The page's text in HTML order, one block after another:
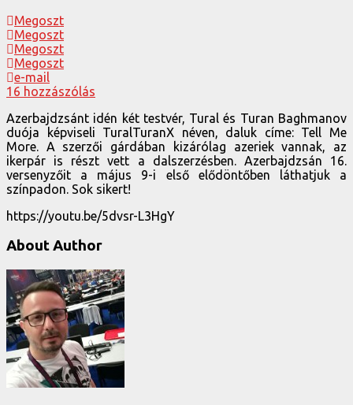
Megoszt
Megoszt
Megoszt
Megoszt
e-mail
16 hozzászólás
Azerbajdzsánt idén két testvér, Tural és Turan Baghmanov
duója képviseli TuralTuranX néven, daluk címe: Tell Me
More. A szerzői gárdában kizárólag azeriek vannak, az
ikerpár is részt vett a dalszerzésben. Azerbajdzsán 16.
versenyzőit a május 9-i első elődöntőben láthatjuk a
színpadon. Sok sikert!
https://youtu.be/5dvsr-L3HgY
About Author